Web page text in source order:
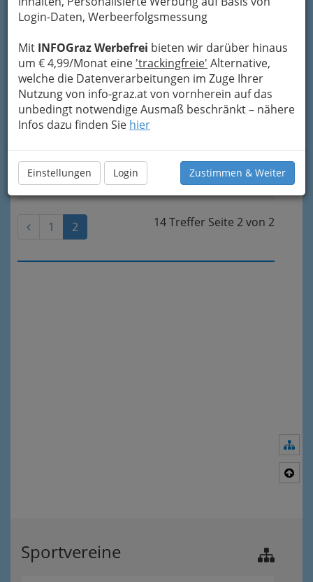
Login-Daten, Werbeerfolgsmessung
Mit INFOGraz Werbefrei bieten wir darüber hinaus
um € 4,99/Monat eine 'trackingfreie' Alternative,
welche die Datenverarbeitungen im Zuge Ihrer
Nutzung von info-graz.at von vornherein auf das
unbedingt notwendige Ausmaß beschränkt – nähere
Infos dazu finden Sie hier
Einstellungen Login Zustimmen & Weiter
Eintrag ändern
4
USA Graz - Union Sport Aktiv Graz
Gaußgasse 3, 8010 Graz
+43 664 543 33 99
Eintrag ändern
Kategorien
14 Treffer Seite 2von 2
1 2
Sportvereine